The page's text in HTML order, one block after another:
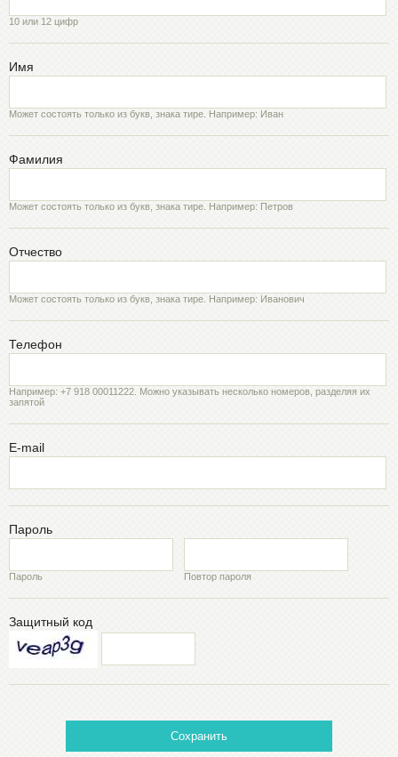
10 или 12 цифр
Имя
Может состоять только из букв, знака тире. Например: Иван
Фамилия
Может состоять только из букв, знака тире. Например: Петров
Отчество
Может состоять только из букв, знака тире. Например: Иванович
Телефон
Например: +7 918 00011222. Можно указывать несколько номеров, разделяя их
запятой
E-mail
Пароль
Пароль Повтор пароля
Защитный код
Сохранить